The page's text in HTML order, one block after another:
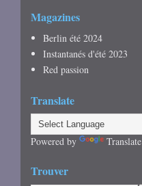
Magazines
Berlin été 2024
Instantanés d'été 2023
Red passion
Translate
Powered by Translate
Trouver